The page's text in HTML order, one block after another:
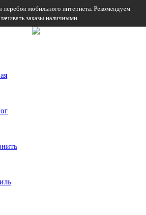
мобильного интернета. Рекомендуем
заказы наличными.